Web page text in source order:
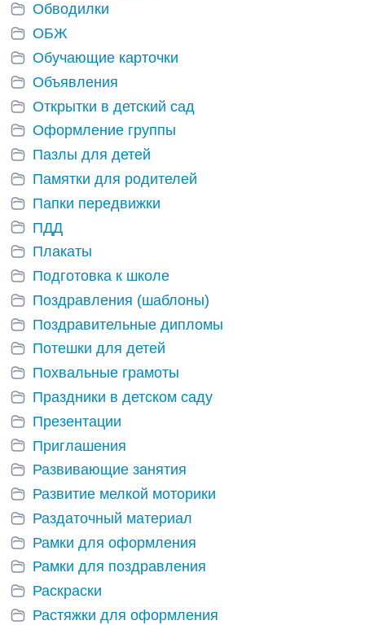
Обводилки
ОБЖ
Обучающие карточки
Объявления
Открытки в детский сад
Оформление группы
Пазлы для детей
Памятки для родителей
Папки передвижки
ПДД
Плакаты
Подготовка к школе
Поздравления (шаблоны)
Поздравительные дипломы
Потешки для детей
Похвальные грамоты
Праздники в детском саду
Презентации
Приглашения
Развивающие занятия
Развитие мелкой моторики
Раздаточный материал
Рамки для оформления
Рамки для поздравления
Раскраски
Растяжки для оформления